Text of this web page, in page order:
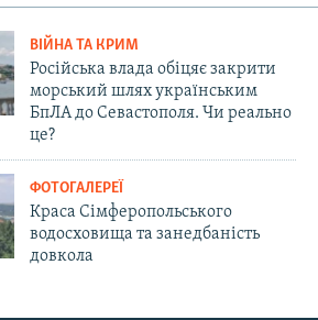
ВІЙНА ТА КРИМ
Російська влада обіцяє закрити
морський шлях українським
БпЛА до Севастополя. Чи реально
це?
ФОТОГАЛЕРЕЇ
Краса Сімферопольського
водосховища та занедбаність
довкола